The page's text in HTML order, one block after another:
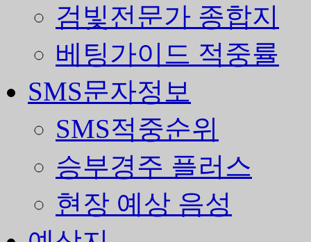
검빛전문가 종합지
베팅가이드 적중률
SMS문자정보
SMS적중순위
승부경주 플러스
현장 예상 음성